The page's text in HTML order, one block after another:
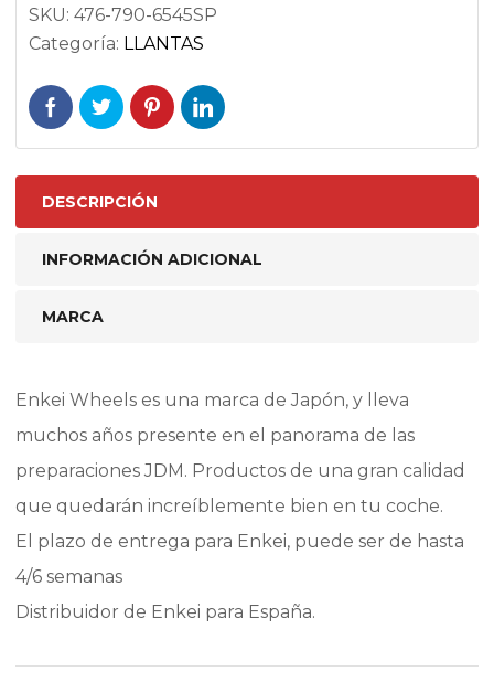
SKU: 476-790-6545SP
Categoría: LLANTAS
DESCRIPCIÓN
INFORMACIÓN ADICIONAL
MARCA
Enkei Wheels es una marca de Japón, y lleva
muchos años presente en el panorama de las
preparaciones JDM. Productos de una gran calidad
que quedarán increíblemente bien en tu coche.
El plazo de entrega para Enkei, puede ser de hasta
4/6 semanas
Distribuidor de Enkei para España.